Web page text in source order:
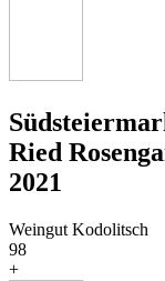
Ried
2021
Weingut Kodolitsch
98
+